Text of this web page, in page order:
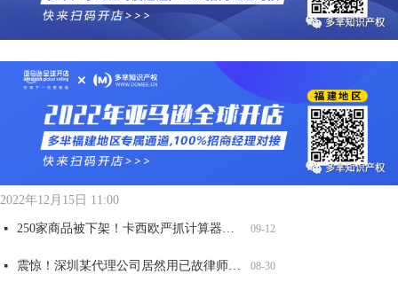
2022年12月15日 11:00
넷
09-12
08-30
넷
넷 全网爆火可达鸭，能卖吗？
넷